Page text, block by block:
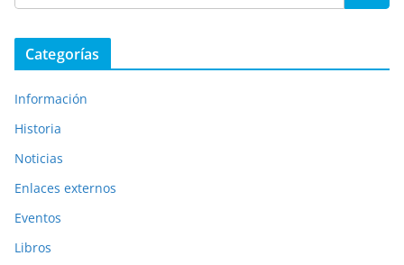
Categorías
Información
Historia
Noticias
Enlaces externos
Eventos
Libros